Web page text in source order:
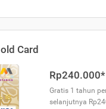
Card
Rp240.000*
Gratis 1 tahun
selanjutnya